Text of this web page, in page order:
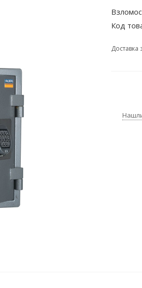
Код
Доставка